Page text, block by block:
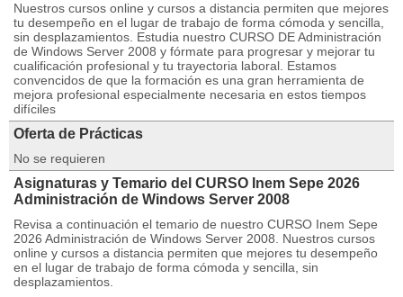
Nuestros cursos online y cursos a distancia permiten que mejores
tu desempeño en el lugar de trabajo de forma cómoda y sencilla,
sin desplazamientos. Estudia nuestro CURSO DE Administración
de Windows Server 2008 y fórmate para progresar y mejorar tu
cualificación profesional y tu trayectoria laboral. Estamos
convencidos de que la formación es una gran herramienta de
mejora profesional especialmente necesaria en estos tiempos
difíciles
Oferta de Prácticas
No se requieren
Asignaturas y Temario del CURSO Inem Sepe 2026
Administración de Windows Server 2008
Revisa a continuación el temario de nuestro CURSO Inem Sepe
2026 Administración de Windows Server 2008. Nuestros cursos
online y cursos a distancia permiten que mejores tu desempeño
en el lugar de trabajo de forma cómoda y sencilla, sin
desplazamientos.